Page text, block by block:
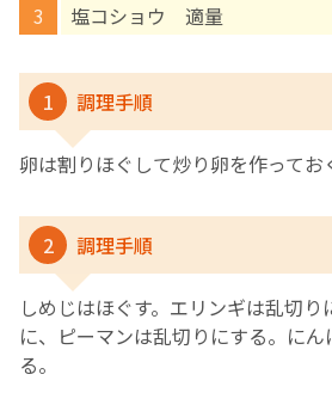
塩コショウ 適量
1 調理手順
卵は割りほぐして炒り卵を作ってお
2 調理手順
しめじはほぐす。エリンギは乱切
に、ピーマンは乱切りにする。に
る。